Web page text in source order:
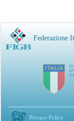
Federazione
Privacy Policy